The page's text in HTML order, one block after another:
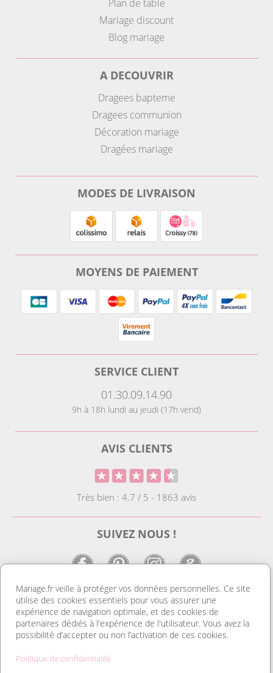
Plan de table
Mariage discount
Blog mariage
A DECOUVRIR
Dragees bapteme
Dragees communion
Décoration mariage
Dragées mariage
MODES DE LIVRAISON
MOYENS DE PAIEMENT
SERVICE CLIENT
01.30.09.14.90
9h à 18h lundi au jeudi (17h vend)
AVIS CLIENTS
Très bien : 4.7 / 5 - 1863 avis
SUIVEZ NOUS !
LE SITE DE LA DECO MARIAGE
Notre site est le spécialiste de la décoration mariage. Vous
trouverez des idées de déco pas cher ainsi que des housses de
marque place et de porte nom. Tout pour réussir une
Mariage.fr veille à protéger vos données personnelles. Ce site
utilise des cookies essentiels pour vous assurer une
expérience de navigation optimale, et des cookies de
partenaires dédiés à l'expérience de l'utilisateur. Vous avez la
possibilité d’accepter ou non l’activation de ces cookies.
Politique de confidentialité